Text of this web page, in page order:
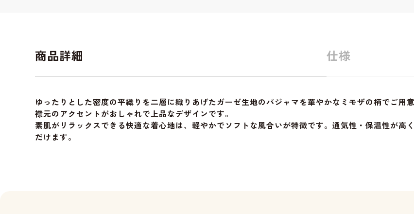
商品詳細 仕様
ゆったりとした密度の平織りを二層に織りあげたガーゼ生地のパジャマを華やかなミモザの柄でご用意
襟元のアクセントがおしゃれで上品なデザインです。
素肌がリラックスできる快適な着心地は、軽やかでソフトな風合いが特徴です。通気性・保温性が高
だけます。